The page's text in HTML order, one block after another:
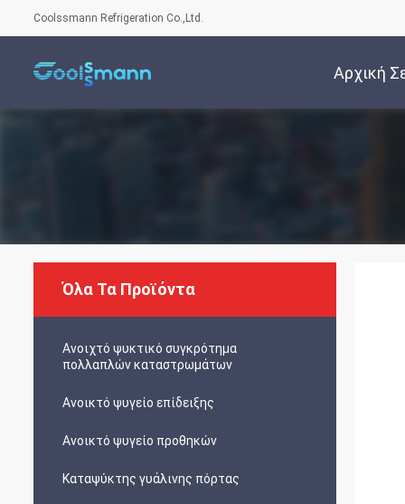
Coolssmann Refrigeration Co.,Ltd.
Αρχική
Όλα Τα Προϊόντα
Ανοιχτό ψυκτικό συγκρότημα
πολλαπλών καταστρωμάτων
Ανοικτό ψυγείο επίδειξης
Ανοικτό ψυγείο προθηκών
Καταψύκτης γυάλινης πόρτας